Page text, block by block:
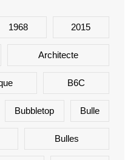
1968 2015
Architecte
B6C
Bubbletop Bulle
Bulles